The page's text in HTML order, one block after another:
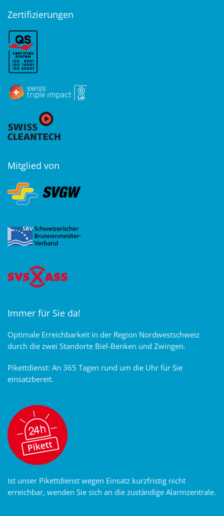
Zertifizierungen
Mitglied von
Immer für Sie da!
Optimale Erreichbarkeit in der Region Nordwestschweiz
durch die zwei Standorte Biel-Benken und Zwingen.
Pikettdienst: An 365 Tagen rund um die Uhr für Sie
einsatzbereit.
Ist unser Pikettdienst wegen Einsatz kurzfristig nicht
erreichbar, wenden Sie sich an die zuständige Alarmzentrale.